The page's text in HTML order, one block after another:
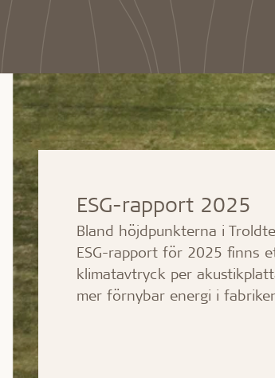
C60-profilsystem
Synligt T24- eller T35-profilsystem
T35-specialprofilsystem
Tillbehör
Troldtekt skruvar
Färg
Åtkomstplatta
Faeste
Hälsosamt inomhusklimat
Certifieringar för ett hälsosamt
inomhusklimat
Troldtekt och hälsosamt
inomhusklimat
ESG-rapport 2025
Bland höjdpunkterna i
ESG-rapport för 2025 finns
klimatavtryck per
mer förnybar energi i